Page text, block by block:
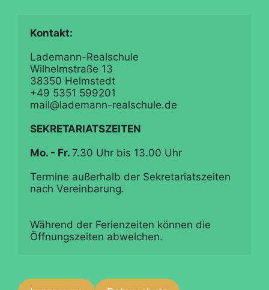
Lademann-Realschule
Wilhelmstraße 13
38350 Helmstedt
+49 5351 599201
mail@lademann-realschule.de
SEKRETARIATSZEITEN
Mo. - Fr. 7.30 Uhr bis 13.00 Uhr
Termine außerhalb der Sekretariatszeiten
nach Vereinbarung.
Während der Ferienzeiten können die
Öffnungszeiten abweichen.